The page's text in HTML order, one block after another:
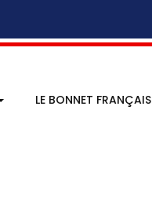
LE BONNET FRANÇAIS